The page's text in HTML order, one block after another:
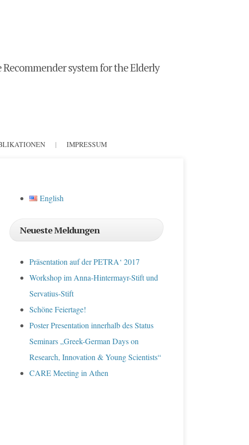
Recommender system for the Elderly
| IMPRESSUM
English
Neueste Meldungen
Präsentation auf der PETRA‘ 2017
Workshop im Anna-Hintermayr-Stift und
Servatius-Stift
Schöne Feiertage!
Poster Presentation innerhalb des Status
Seminars „Greek-German Days on
Research, Innovation & Young Scientists“
CARE Meeting in Athen